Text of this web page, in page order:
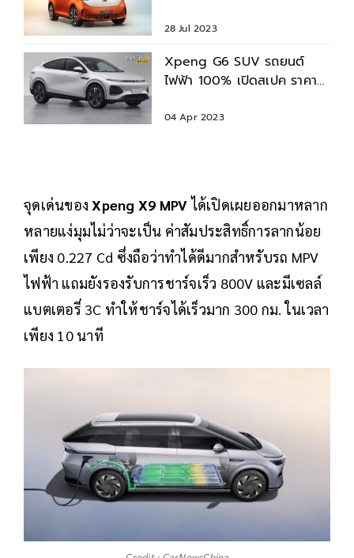
ขาย
28 Jul 2023
Xpeng G6 SUV รถยนต์
ไฟฟ้า 100% เปิดสเปค ราคา
04 Apr 2023
จุดเด่นของXpeng X9 MPV ได้เปิดเผยออกมาหลาก
หลายแง่มุมไม่ว่าจะเป็น ค่าสัมประสิทธิ์การลากน้อย
เพียง 0.227 Cd ซึ่งถือว่าทำได้ดีมากสำหรับรถ MPV
ไฟฟ้า แถมยังรองรับการชาร์จเร็ว 800V และมีเซลล์
แบตเตอรี่ 3C ทำให้ชาร์จได้เร็วมาก 300 กม. ในเวลา
เพียง 10 นาที